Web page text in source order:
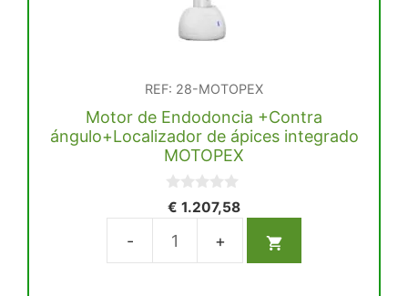
REF: 28-MOTOPEX
Motor de Endodoncia +Contra
ángulo+Localizador de ápices integrado
MOTOPEX
0
d
5
€ 1.207,58
Motor